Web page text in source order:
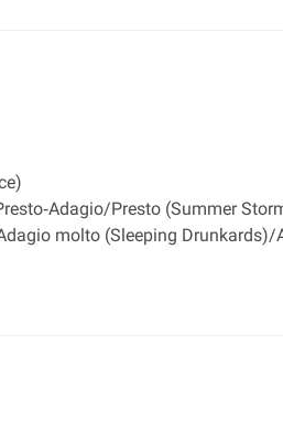
Presto (Summer
molto (Sleeping